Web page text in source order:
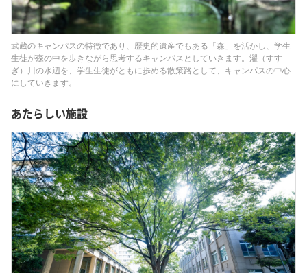
武蔵のキャンパスの特徴であり、歴史的遺産でもある「森」を活かし、学生
生徒が森の中を歩きながら思考するキャンパスとしていきます。濯（すす
ぎ）川の水辺を、学生生徒がともに歩める散策路として、キャンパスの中心
にしていきます。
あたらしい施設